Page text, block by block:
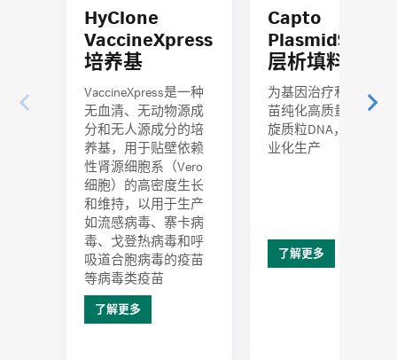
HyClone
VaccineXpress
培养基
VaccineXpress是一种
无血清、无动物源成
分和无人源成分的培
养基，用于贴壁依赖
性肾源细胞系（Vero
细胞）的高密度生长
和维持，以用于生产
如流感病毒、寨卡病
毒、戈登热病毒和呼
吸道合胞病毒的疫苗
等病毒类疫苗
了解更多
Capto
PlasmidSelect
层析填料
为基因治疗和核酸疫
苗纯化高质量的超螺
旋质粒DNA，适合产
业化生产
了解更多